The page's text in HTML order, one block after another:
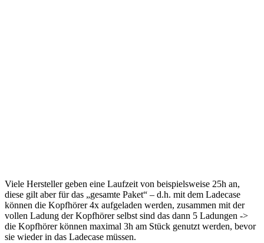
Viele Hersteller geben eine Laufzeit von beispielsweise 25h an,
diese gilt aber für das „gesamte Paket“ – d.h. mit dem Ladecase
können die Kopfhörer 4x aufgeladen werden, zusammen mit der
vollen Ladung der Kopfhörer selbst sind das dann 5 Ladungen ->
die Kopfhörer können maximal 3h am Stück genutzt werden, bevor
sie wieder in das Ladecase müssen.